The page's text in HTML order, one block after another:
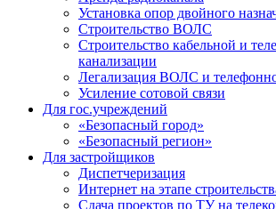
Установка опор двойного
Строительство ВОЛС
Строительство кабельной и
канализации
Легализация ВОЛС и
Усиление сотовой связи
Для гос.учреждений
«Безопасный город»
«Безопасный регион»
Для застройщиков
Диспетчеризация
Интернет на этапе
Сдача проектов по ТУ на